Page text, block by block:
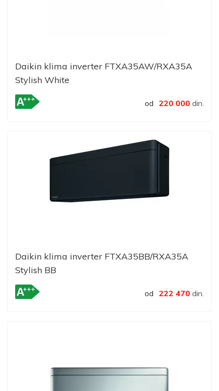
Daikin klima inverter FTXA35AW/RXA35A
Stylish White
od 220 000 din.
Daikin klima inverter FTXA35BB/RXA35A
Stylish BB
od 222 470 din.